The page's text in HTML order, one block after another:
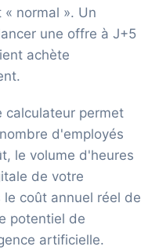
normal ». Un
une offre à J+5
achète
calculateur permet
d'employés
le volume d'heures
de votre
coût annuel réel de
potentiel de
artificielle.